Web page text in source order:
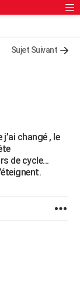
Sujet Suivant
changé , le
de cycle...